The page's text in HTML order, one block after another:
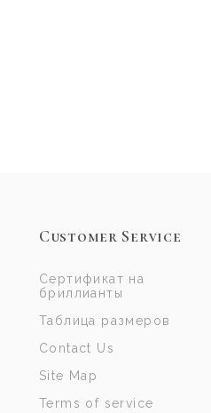
Customer Service
Сертификат на
бриллианты
Таблица размеров
Contact Us
Site Map
Terms of service